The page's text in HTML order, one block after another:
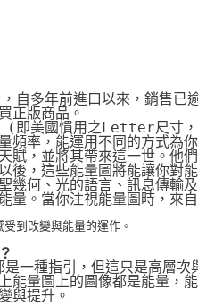
自多年前進口以來，銷售已
正版商品。
美國慣用之Letter尺寸，
頻率，能運用不同的方式為
賦，並將其帶來這一世。他
後，這些能量圖將能讓你對
幾何、光的語言、訊息傳輸
量。當你注視能量圖時，來
到改變與能量的運作。
一種指引，但這只是高層次
能量圖上的圖像都是能量，
與提升。